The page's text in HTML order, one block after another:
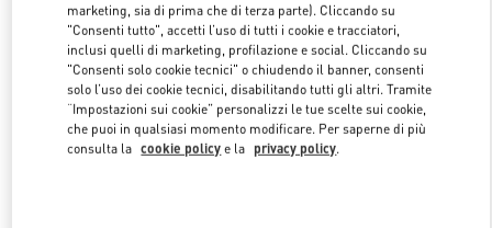
Link Opens in New Tab
marketing, sia di prima che di terza parte). Cliccando su
"Consenti tutto", accetti l’uso di tutti i cookie e tracciatori,
inclusi quelli di marketing, profilazione e social. Cliccando su
"Consenti solo cookie tecnici" o chiudendo il banner, consenti
solo l’uso dei cookie tecnici, disabilitando tutti gli altri. Tramite
“Impostazioni sui cookie” personalizzi le tue scelte sui cookie,
che puoi in qualsiasi momento modificare. Per saperne di più
consulta la cookie policy e la privacy policy.